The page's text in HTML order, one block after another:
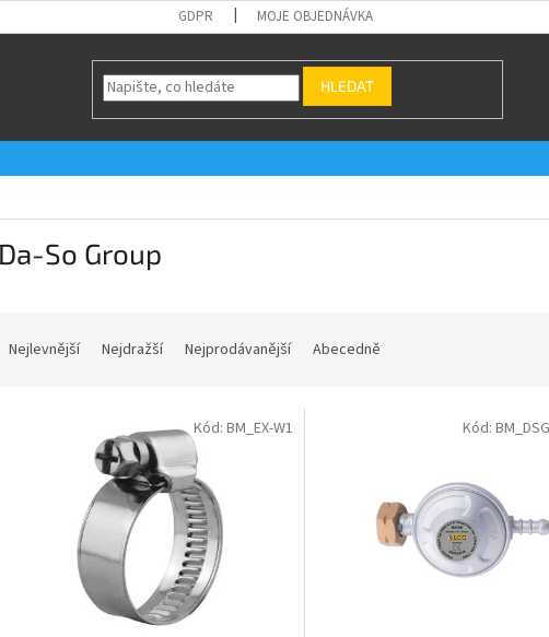
GDPR MOJE OBJEDNÁVKA
HLEDAT
Da-So Group
Nejlevnější Nejdražší Nejprodávanější Abecedně
Kód: BM_EX-W1 Kód: